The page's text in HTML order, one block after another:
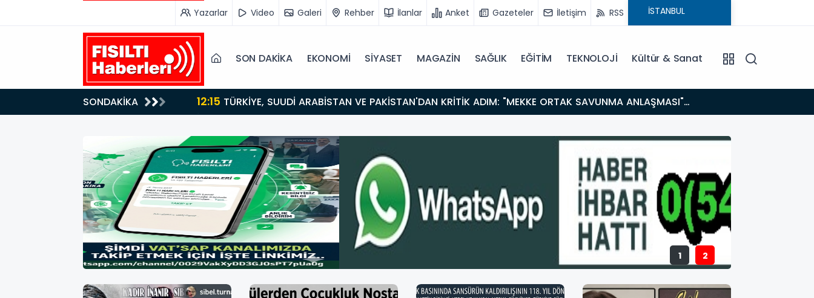
Yazarlar Video Galeri Rehber İlanlar Anket Gazeteler İletişim RSS
SON DAKİKA EKONOMİ SİYASET MAGAZİN SAĞLIK EĞİTİM TEKNOLOJİ Kültür & Sanat
SONDAKİKA 12:15
İMZALANDI!
Uyanacağız"
1 2